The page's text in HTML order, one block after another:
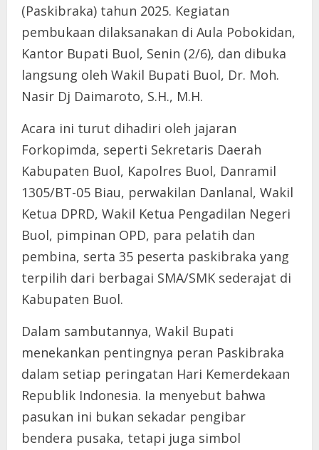
(Paskibraka) tahun 2025. Kegiatan
pembukaan dilaksanakan di Aula Pobokidan,
Kantor Bupati Buol, Senin (2/6), dan dibuka
langsung oleh Wakil Bupati Buol, Dr. Moh.
Nasir Dj Daimaroto, S.H., M.H.
Acara ini turut dihadiri oleh jajaran
Forkopimda, seperti Sekretaris Daerah
Kabupaten Buol, Kapolres Buol, Danramil
1305/BT-05 Biau, perwakilan Danlanal, Wakil
Ketua DPRD, Wakil Ketua Pengadilan Negeri
Buol, pimpinan OPD, para pelatih dan
pembina, serta 35 peserta paskibraka yang
terpilih dari berbagai SMA/SMK sederajat di
Kabupaten Buol.
Dalam sambutannya, Wakil Bupati
menekankan pentingnya peran Paskibraka
dalam setiap peringatan Hari Kemerdekaan
Republik Indonesia. Ia menyebut bahwa
pasukan ini bukan sekadar pengibar
bendera pusaka, tetapi juga simbol